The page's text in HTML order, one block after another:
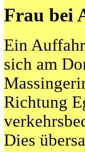
Frau bei
Ein
sich am
Richtung
Dies